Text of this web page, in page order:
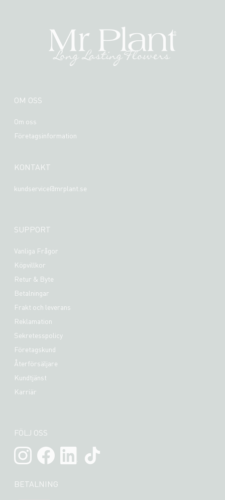
OM OSS
Om oss
Företagsinformation
KONTAKT
kundservice@mrplant.se
SUPPORT
Vanliga Frågor
Köpvillkor
Retur & Byte
Betalningar
Frakt och leverans
Reklamation
Sekretesspolicy
Företagskund
Återförsäljare
Kundtjänst
Karriär
FÖLJ OSS
BETALNING